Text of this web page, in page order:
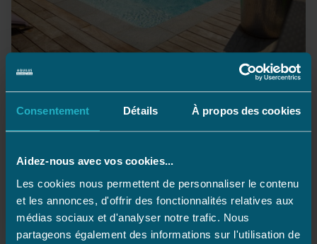
Consentement Détails À propos des cookies
Aidez-nous avec vos cookies...
Les cookies nous permettent de personnaliser le contenu
et les annonces, d'offrir des fonctionnalités relatives aux
médias sociaux et d'analyser notre trafic. Nous
partageons également des informations sur l'utilisation de
construction de piscines enterrées, AQUILUS PISCINES
du design pour un équipement fiable et une
EN SAVOIR PLUS